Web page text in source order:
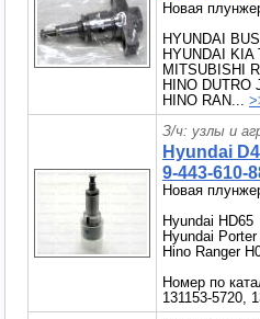
Новая
HYUNDAI
HYUNDAI KIA
MITSUBISHI
HINO DUTRO
HINO RAN...
З/ч: узлы и
Hyundai
9-443-610-
Новая
Hyundai HD65
Hyundai
Hino Ranger
Номер по
131153-5720,